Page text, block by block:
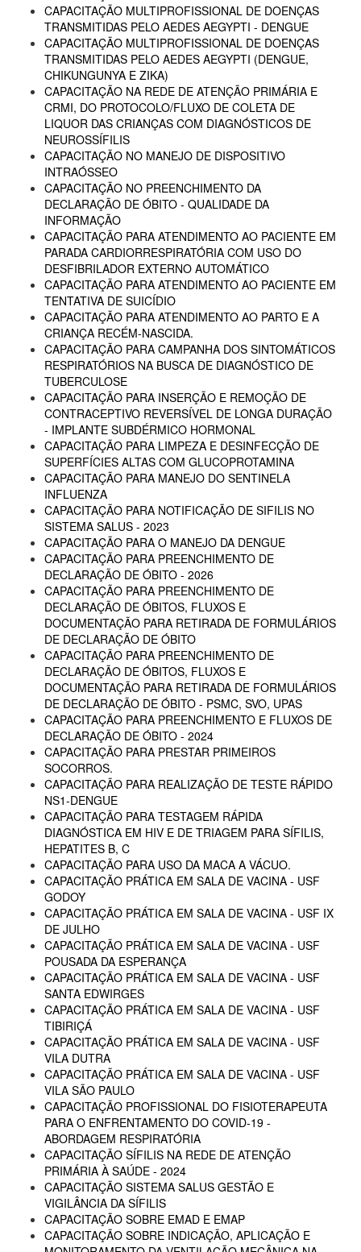
CAPACITAÇÃO MULTIPROFISSIONAL DE DOENÇAS
TRANSMITIDAS PELO AEDES AEGYPTI - DENGUE
CAPACITAÇÃO MULTIPROFISSIONAL DE DOENÇAS
TRANSMITIDAS PELO AEDES AEGYPTI (DENGUE,
CHIKUNGUNYA E ZIKA)
CAPACITAÇÃO NA REDE DE ATENÇÃO PRIMÁRIA E
CRMI, DO PROTOCOLO/FLUXO DE COLETA DE
LIQUOR DAS CRIANÇAS COM DIAGNÓSTICOS DE
NEUROSSÍFILIS
CAPACITAÇÃO NO MANEJO DE DISPOSITIVO
INTRAÓSSEO
CAPACITAÇÃO NO PREENCHIMENTO DA
DECLARAÇÃO DE ÓBITO - QUALIDADE DA
INFORMAÇÃO
CAPACITAÇÃO PARA ATENDIMENTO AO PACIENTE EM
PARADA CARDIORRESPIRATÓRIA COM USO DO
DESFIBRILADOR EXTERNO AUTOMÁTICO
CAPACITAÇÃO PARA ATENDIMENTO AO PACIENTE EM
TENTATIVA DE SUICÍDIO
CAPACITAÇÃO PARA ATENDIMENTO AO PARTO E A
CRIANÇA RECÉM-NASCIDA.
CAPACITAÇÃO PARA CAMPANHA DOS SINTOMÁTICOS
RESPIRATÓRIOS NA BUSCA DE DIAGNÓSTICO DE
TUBERCULOSE
CAPACITAÇÃO PARA INSERÇÃO E REMOÇÃO DE
CONTRACEPTIVO REVERSÍVEL DE LONGA DURAÇÃO
- IMPLANTE SUBDÉRMICO HORMONAL
CAPACITAÇÃO PARA LIMPEZA E DESINFECÇÃO DE
SUPERFÍCIES ALTAS COM GLUCOPROTAMINA
CAPACITAÇÃO PARA MANEJO DO SENTINELA
INFLUENZA
CAPACITAÇÃO PARA NOTIFICAÇÃO DE SIFILIS NO
SISTEMA SALUS - 2023
CAPACITAÇÃO PARA O MANEJO DA DENGUE
CAPACITAÇÃO PARA PREENCHIMENTO DE
DECLARAÇÃO DE ÓBITO - 2026
CAPACITAÇÃO PARA PREENCHIMENTO DE
DECLARAÇÃO DE ÓBITOS, FLUXOS E
DOCUMENTAÇÃO PARA RETIRADA DE FORMULÁRIOS
DE DECLARAÇÃO DE ÓBITO
CAPACITAÇÃO PARA PREENCHIMENTO DE
DECLARAÇÃO DE ÓBITOS, FLUXOS E
DOCUMENTAÇÃO PARA RETIRADA DE FORMULÁRIOS
DE DECLARAÇÃO DE ÓBITO - PSMC, SVO, UPAS
CAPACITAÇÃO PARA PREENCHIMENTO E FLUXOS DE
DECLARAÇÃO DE ÓBITO - 2024
CAPACITAÇÃO PARA PRESTAR PRIMEIROS
SOCORROS.
CAPACITAÇÃO PARA REALIZAÇÃO DE TESTE RÁPIDO
NS1-DENGUE
CAPACITAÇÃO PARA TESTAGEM RÁPIDA
DIAGNÓSTICA EM HIV E DE TRIAGEM PARA SÍFILIS,
HEPATITES B, C
CAPACITAÇÃO PARA USO DA MACA A VÁCUO.
CAPACITAÇÃO PRÁTICA EM SALA DE VACINA - USF
GODOY
CAPACITAÇÃO PRÁTICA EM SALA DE VACINA - USF IX
DE JULHO
CAPACITAÇÃO PRÁTICA EM SALA DE VACINA - USF
POUSADA DA ESPERANÇA
CAPACITAÇÃO PRÁTICA EM SALA DE VACINA - USF
SANTA EDWIRGES
CAPACITAÇÃO PRÁTICA EM SALA DE VACINA - USF
TIBIRIÇÁ
CAPACITAÇÃO PRÁTICA EM SALA DE VACINA - USF
VILA DUTRA
CAPACITAÇÃO PRÁTICA EM SALA DE VACINA - USF
VILA SÃO PAULO
CAPACITAÇÃO PROFISSIONAL DO FISIOTERAPEUTA
PARA O ENFRENTAMENTO DO COVID-19 -
ABORDAGEM RESPIRATÓRIA
CAPACITAÇÃO SÍFILIS NA REDE DE ATENÇÃO
PRIMÁRIA À SAÚDE - 2024
CAPACITAÇÃO SISTEMA SALUS GESTÃO E
VIGILÂNCIA DA SÍFILIS
CAPACITAÇÃO SOBRE EMAD E EMAP
CAPACITAÇÃO SOBRE INDICAÇÃO, APLICAÇÃO E